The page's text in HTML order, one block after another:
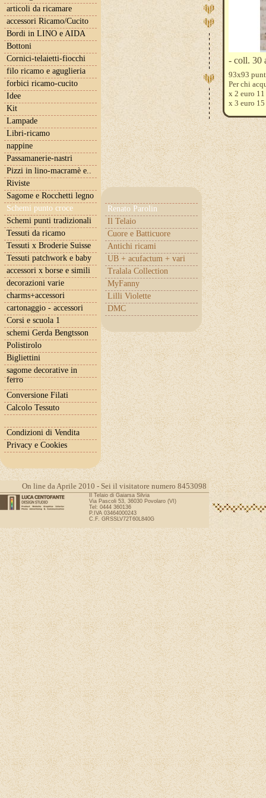
articoli da ricamare
accessori Ricamo/Cucito
Bordi in LINO e AIDA
Bottoni
Cornici-telaietti-fiocchi
filo ricamo e aguglieria
forbici ricamo-cucito
Idee
Kit
Lampade
Libri-ricamo
nappine
Passamanerie-nastri
Pizzi in lino-macramè e..
Riviste
Sagome e Rocchetti legno
Schemi punto croce
Renato Parolin
Il Telaio
Cuore e Batticuore
Antichi ricami
UB + acufactum + vari
Tralala Collection
MyFanny
Lilli Violette
DMC
Schemi punti tradizionali
Tessuti da ricamo
Tessuti x Broderie Suisse
Tessuti patchwork e baby
accessori x borse e simili
decorazioni varie
charms+accessori
cartonaggio - accessori
Corsi e scuola 1
schemi Gerda Bengtsson
Polistirolo
Bigliettini
sagome decorative in
ferro
Conversione Filati
Calcolo Tessuto
Condizioni di Vendita
Privacy e Cookies
- coll. 30
93x93
Per chi
x 2 euro 11
x 3 euro 15
Se
Questi
blanc 928
On line da Aprile 2010 - Sei il visitatore numero 8453098
Il Telaio di Gaiarsa Silvia
Via Pascoli 53, 36030 Povolaro (VI)
Tel: 0444 360136
P.IVA 03464000243
C.F. GRSSLV72T60L840G